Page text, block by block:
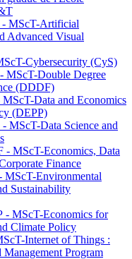
MScT-Artificial
Advanced Visual
Cybersecurity (CyS)
MScT-Double Degree
(DDDF)
Data and Economics
(DEPP)
MScT-Data Science and
MScT-Economics, Data
Finance
MScT-Environmental
Sustainability
- MScT-Economics for
Climate Policy
Internet of Things :
Program